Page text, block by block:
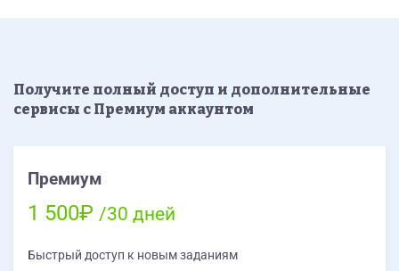
Получите полный доступ и дополнительные
сервисы с Премиум аккаунтом
Премиум
1 500₽ /30 дней
Быстрый доступ к новым заданиям